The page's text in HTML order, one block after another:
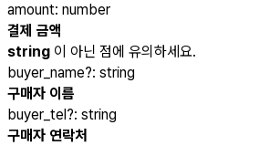
amount: number
결제 금액
string 이 아닌 점에 유의하세요.
buyer_name?: string
구매자 이름
buyer_tel ?: string
구매자 연락처